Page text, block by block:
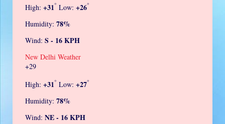
High: +31° Low: +26°
Humidity: 78%
Wind: S - 16 KPH
New Delhi Weather
+29
High: +31° Low: +27°
Humidity: 78%
Wind: NE - 16 KPH